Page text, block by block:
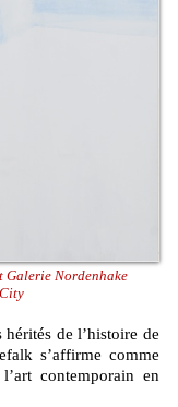
Galerie Nordenhake
s’affirme comme
contemporain en